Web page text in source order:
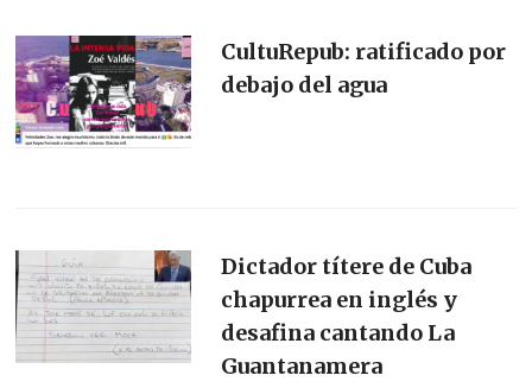
CultuRepub: ratificado por
debajo del agua
Dictador títere de Cuba
chapurrea en inglés y
desafina cantando La
Guantanamera